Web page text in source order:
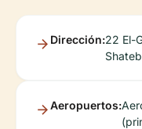
Dirección:22 El-
Aeropuertos: